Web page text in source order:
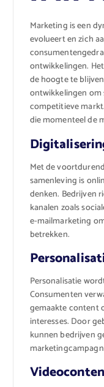
Marketing is een
evolueert en zich
ontwikkelingen.
de hoogte te
ontwikkelingen om
competitieve
die momenteel de
Met de
samenleving is
denken. Bedrijven
kanalen zoals
e-mailmarketing
betrekken.
Personalisatie
Consumenten
gemaakte content
interesses. Door
kunnen bedrijven